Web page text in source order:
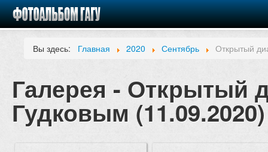
Вы здесь: Главная 2020 Сентябрь Открытый
Галерея - Открытый
Гудковым (11.09.2020)